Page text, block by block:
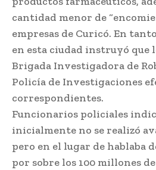
cantidad menor de
empresas de Curicó. En
en esta ciudad instruyó que
Brigada Investigadora de
Policía de Investigaciones
correspondientes.
Funcionarios policiales
inicialmente no se realizó
pero en el lugar de hablaba
por sobre los 100 millones de